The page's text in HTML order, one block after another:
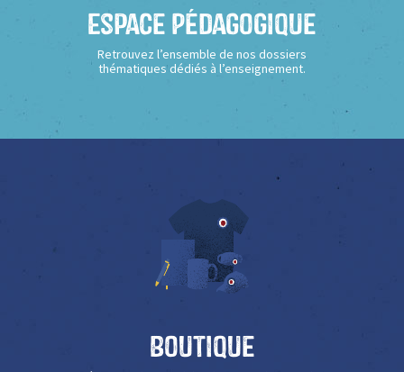
Espace Pédagogique
Retrouvez l’ensemble de nos dossiers
thématiques dédiés à l’enseignement.
Boutique